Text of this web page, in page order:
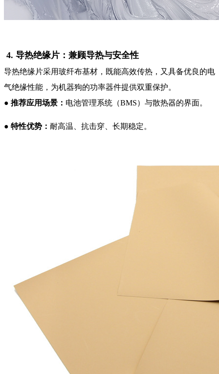
4. 导热绝缘片：兼顾导热与安全性
导热绝缘片采用玻纤布基材，既能高效传热，又具备优良的电
气绝缘性能，为机器狗的功率器件提供双重保护。
● 推荐应用场景： 电池管理系统（BMS）与散热器的界面。
● 特性优势： 耐高温、抗击穿、长期稳定。